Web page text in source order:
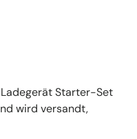
Ladegerät Starter-Set
wird versandt,